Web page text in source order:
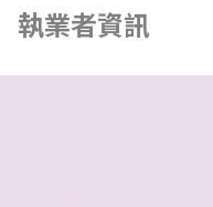
執業者資訊